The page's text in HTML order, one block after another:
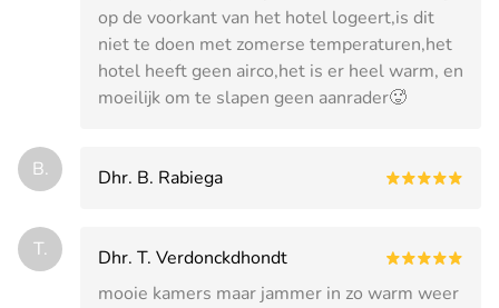
op de voorkant van het hotel logeert,is dit
niet te doen met zomerse temperaturen,het
hotel heeft geen airco,het is er heel warm, en
moeilijk om te slapen geen aanrader🥵
B. Dhr. B. Rabiega
T.
Dhr. T. Verdonckdhondt
mooie kamers maar jammer in zo warm weer